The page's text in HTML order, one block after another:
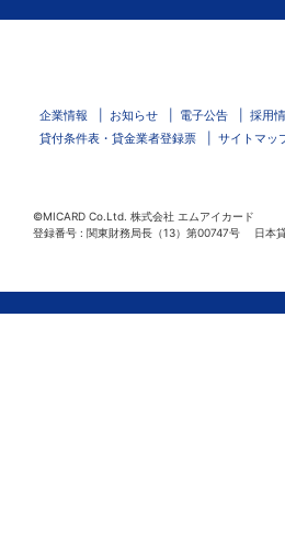
企業情報 お知らせ 電子公告 採用
貸付条件表・貸金業者登録票
サイトマッ
©MICARD Co.Ltd. 株式会社 エムアイカード
登録番号 : 関東財務局長（13）第00747号 日本